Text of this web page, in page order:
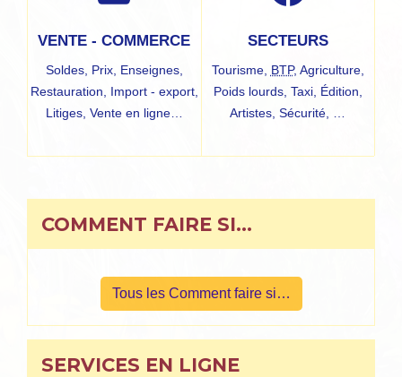
VENTE - COMMERCE
Soldes, Prix, Enseignes,
Restauration, Import - export,
Litiges, Vente en ligne…
SECTEURS
Tourisme, BTP, Agriculture,
Poids lourds, Taxi, Édition,
Artistes,Sécurité, …
COMMENT FAIRE SI…
Tous les Comment faire si…
SERVICES EN LIGNE